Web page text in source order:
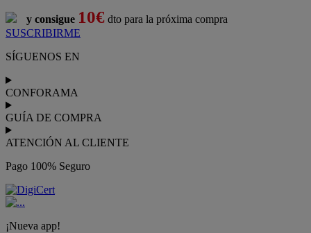
y consigue 10€ dto para la próxima compra
SUSCRIBIRME
SÍGUENOS EN
CONFORAMA
GUÍA DE COMPRA
ATENCIÓN AL CLIENTE
Pago 100% Seguro
¡Nueva app!